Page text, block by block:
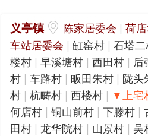
义亭镇 陈家居委会 | 荷
车站居委会 | 缸窑村 | 石塔
楼村 | 早溪塘村 | 西田村 | 后
村 | 车路村 | 畈田朱村 | 陇头
村 | 杭畴村 | 西楼村 | ▼上宅
何店村 | 铜山前村 | 下滕村 |
田村 | 龙华院村 | 山景村 | 吴